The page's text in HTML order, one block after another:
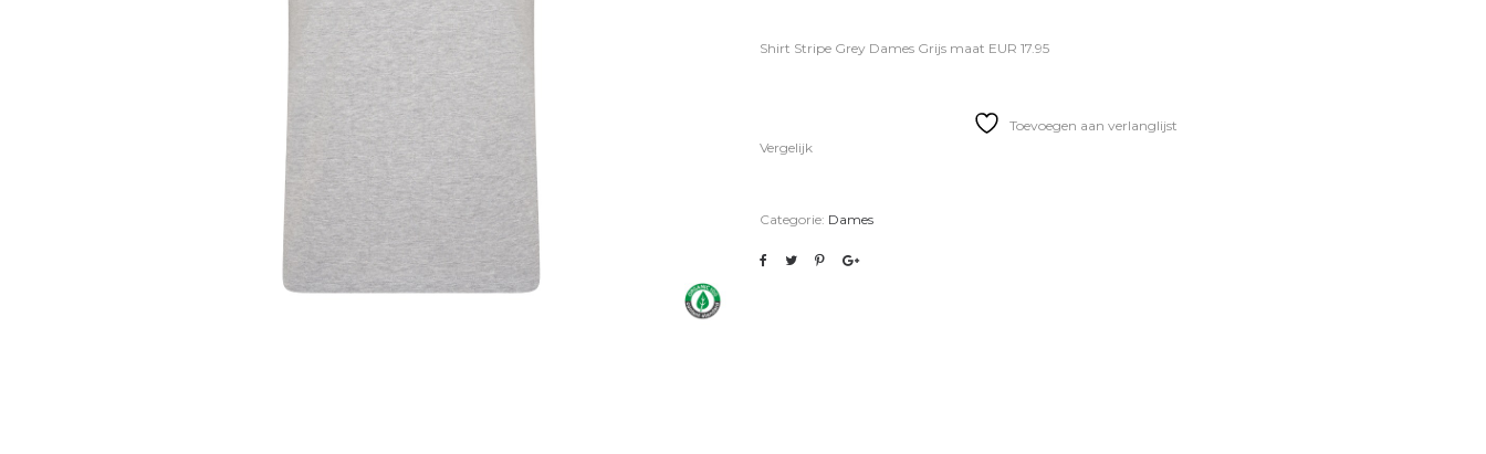
Shirt Stripe Grey Dames Grijs maat EUR 17.95
Toevoegen aan verlanglijst
Vergelijk
Categorie: Dames